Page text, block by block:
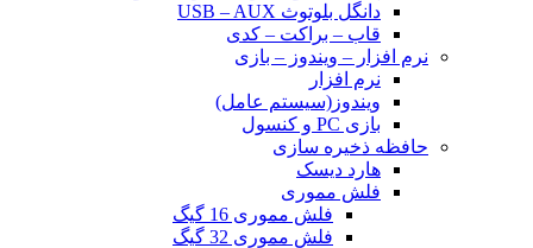
دانگل بلوتوث USB – AUX
قاب – براکت – کدی
نرم افزار – ویندوز – بازی
نرم افزار
ویندوز(سیستم عامل)
بازی PC و کنسول
حافظه ذخیره سازی
هارد دیسک
فلش مموری
فلش مموری 16 گیگ
فلش مموری 32 گیگ